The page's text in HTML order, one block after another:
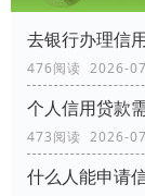
去银行办理信
476阅读 2026-
473阅读 2026-
什么人能申请